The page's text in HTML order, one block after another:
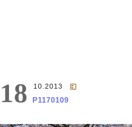
18 10.2013
P1170109